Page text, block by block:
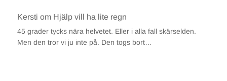
Kersti om Hjälp vill ha lite regn
45 grader tycks nära helvetet. Eller i alla fall skärselden.
Men den tror vi ju inte på. Den togs bort…